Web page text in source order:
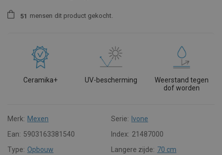
51 mensen dit product gekocht.
Ceramika+ UV-bescherming
Weerstand tegen
dof worden
Merk: Mexen Serie: Ivone
Ean: 5903163381540 Index: 21487000
Type: Opbouw Langere zijde: 70 cm